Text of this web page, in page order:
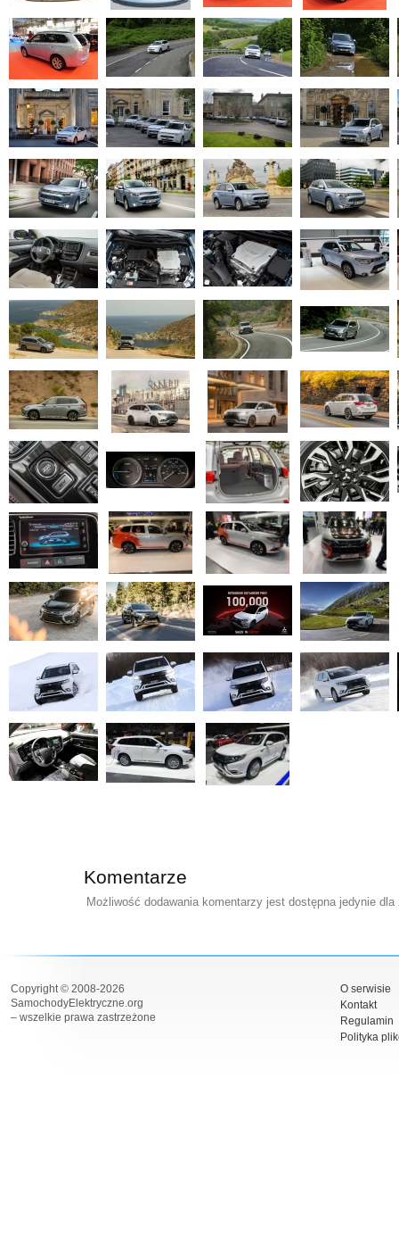
Komentarze
Możliwość dodawania komentarzy jest dostępna jedynie
Copyright © 2008-2026
SamochodyElektryczne.org
– wszelkie prawa zastrzeżone
O serwisie
Kontakt
Regulamin
Polityka